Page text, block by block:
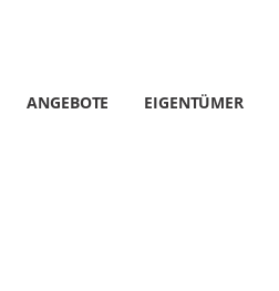
ANGEBOTE EIGENTÜMER